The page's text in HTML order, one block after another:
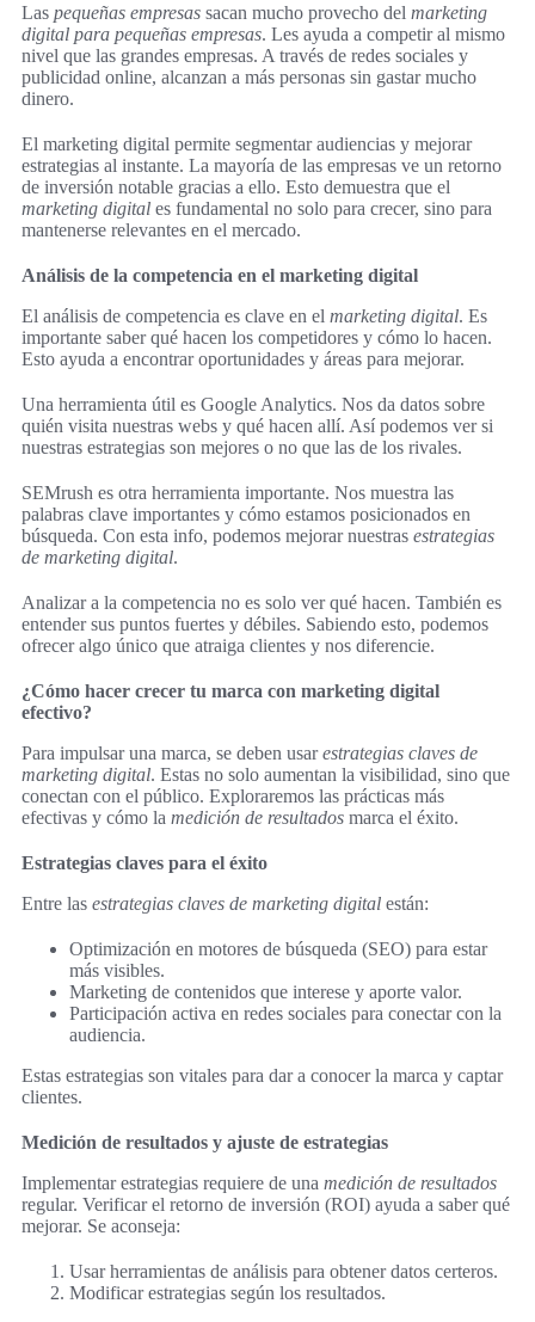
Las pequeñas empresas sacan mucho provecho del marketing
digital para pequeñas empresas. Les ayuda a competir al mismo
nivel que las grandes empresas. A través de redes sociales y
publicidad online, alcanzan a más personas sin gastar mucho
dinero.
El marketing digital permite segmentar audiencias y mejorar
estrategias al instante. La mayoría de las empresas ve un retorno
de inversión notable gracias a ello. Esto demuestra que el
marketing digital es fundamental no solo para crecer, sino para
mantenerse relevantes en el mercado.
Análisis de la competencia en el marketing digital
El análisis de competencia es clave en el marketing digital. Es
importante saber qué hacen los competidores y cómo lo hacen.
Esto ayuda a encontrar oportunidades y áreas para mejorar.
Una herramienta útil es Google Analytics. Nos da datos sobre
quién visita nuestras webs y qué hacen allí. Así podemos ver si
nuestras estrategias son mejores o no que las de los rivales.
SEMrush es otra herramienta importante. Nos muestra las
palabras clave importantes y cómo estamos posicionados en
búsqueda. Con esta info, podemos mejorar nuestras estrategias
de marketing digital.
Analizar a la competencia no es solo ver qué hacen. También es
entender sus puntos fuertes y débiles. Sabiendo esto, podemos
ofrecer algo único que atraiga clientes y nos diferencie.
¿Cómo hacer crecer tu marca con marketing digital
efectivo?
Para impulsar una marca, se deben usarestrategias claves de
marketing digital. Estas no solo aumentan la visibilidad, sino que
conectan con el público. Exploraremos las prácticas más
efectivas y cómo la medición de resultados marca el éxito.
Estrategias claves para el éxito
Entre las estrategias claves de marketing digital están:
Optimización en motores de búsqueda (SEO) para estar
más visibles.
Marketing de contenidos que interese y aporte valor.
Participación activa en redes sociales para conectar con la
audiencia.
Estas estrategias son vitales para dar a conocer la marca y captar
clientes.
Medición de resultados y ajuste de estrategias
Implementar estrategias requiere de una medición de resultados
regular. Verificar el retorno de inversión (ROI) ayuda a saber qué
mejorar. Se aconseja:
Usar herramientas de análisis para obtener datos certeros.
Modificar estrategias según los resultados.